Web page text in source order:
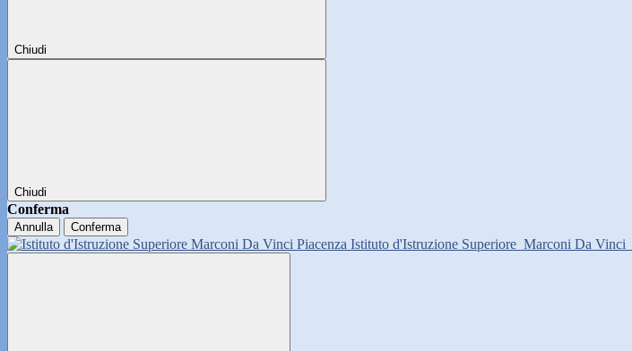
Chiudi
Chiudi
Conferma
Annulla Conferma
Istituto d'Istruzione Superiore Marconi Da Vinci